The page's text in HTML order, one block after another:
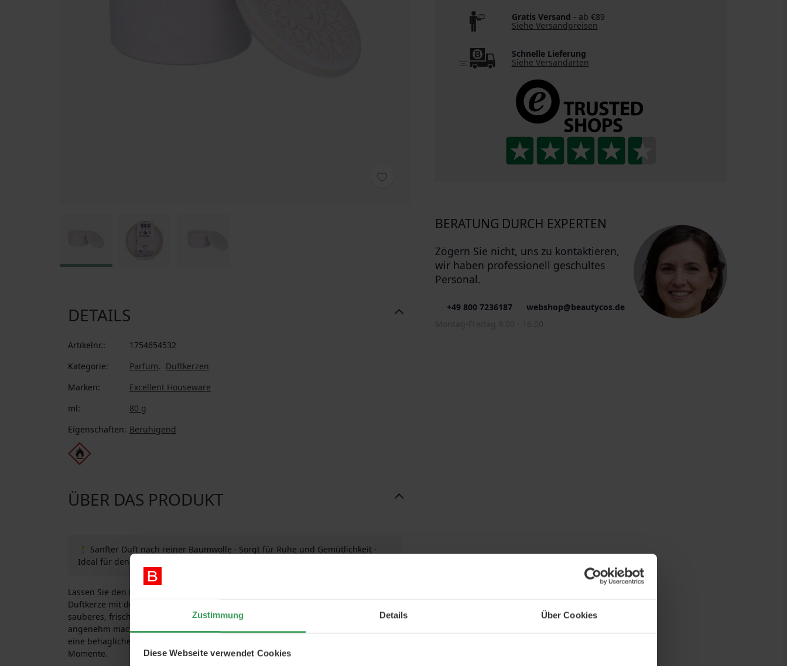
Zustimmung Details Über Cookies
Diese Webseite verwendet Cookies
DETAILS
Artikelnr.:
1754654532
Kategorie:
Parfum
Duftkerzen
Marken:
Excellent Houseware
ml:
80 g
Eigenschaften: Beruhigend
ÜBER DAS PRODUKT
🕯 Sanfter Duft nach reiner Baumwolle · Sorgt für Ruhe und Gemütlichkeit ·
Ideal für den täglichen Gebrauch
Lassen Sie den Duft frisch gewaschener Wäsche Ihr Zuhause erfüllen. Diese
Duftkerze mit dem Duft „Baumwolle“ von Excellent Houseware verströmt ein
sauberes, frisches und dezentes Aroma, das den Raum einladend und dennoch
angenehm macht. Perfekt, um im Wohnzimmer, Schlafzimmer oder Badezimmer
eine behagliche Atmosphäre zu schaffen – sowohl im Alltag als auch für besondere
Momente.
Gratis Versand - ab €89
Siehe Versandpreisen
Schnelle Lieferung
Siehe Versandarten
BERATUNG DURCH EXPERTEN
Zögern Sie nicht, uns zu kontaktieren,
wir haben professionell geschultes
Personal.
+49 800 7236187
webshop@beautycos.de